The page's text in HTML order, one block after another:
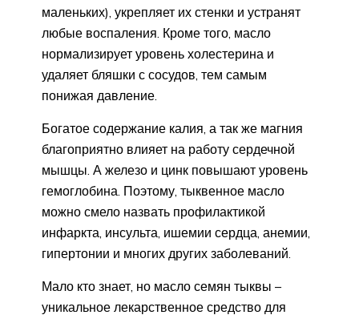
маленьких), укрепляет их стенки и устранят
любые воспаления. Кроме того, масло
нормализирует уровень холестерина и
удаляет бляшки с сосудов, тем самым
понижая давление.
Богатое содержание калия, а так же магния
благоприятно влияет на работу сердечной
мышцы. А железо и цинк повышают уровень
гемоглобина. Поэтому, тыквенное масло
можно смело назвать профилактикой
инфаркта, инсульта, ишемии сердца, анемии,
гипертонии и многих других заболеваний.
Мало кто знает, но масло семян тыквы –
уникальное лекарственное средство для